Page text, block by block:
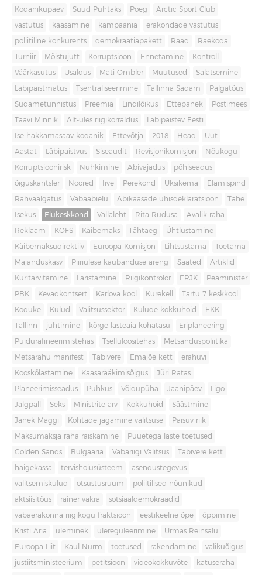
Kodanikupäev Suud Puhtaks Poeg Arctic Sport Club
vastutus kaasamine kampaania erakondade vastutus
poliitiline konkurents demokraatiapakett Raad Raekoda
Turniir Mõistujutt Korruptsioon Ennetamine Kontroll
Väärkasutus Usaldus Mati Ombler Muutused Salatsemine
Läbipaistmatus Tsentraliseerimine Tallinna Sadam Palgatõus
Südametunnistus Preemia Lindilõikus Ettepanek Postimees
Taavi Minnik Alt-üles riigikorraldus Läbipaistev Eesti
Ise hakkamasaav kodanik Ettevõtja 2018 Head Uut
Aastat Läbipaistvus Siseaudit Revisjonikomisjon Nõukogu
Korruptsioonirisk Nuhkimine Abivajadus põhiseadus
õiguskantsler Noored Iive Perekond Üksikema Elamispind
Rahvaalgatus Vabaabielu Abikaasade ühisdeklaratsioon Tahe
Isekus Elukeskkond Vallaleht Rita Rudusa Avalik raha
Reklaam KOFS Käibemaks Tähtaeg Ühtlustamine
Käibemaksudirektiiv Euroopa Komisjon Lihtsustama Toetama
Majanduskasv Piiriülese kaubanduse areng Saated Artiklid
Kuritarvitamine Laristamine Riigikontrolör ERJK Peaminister
PBK Kevadkontsert Karlova kool Kurekell Tartu 7 keskkool
Koduke Kulud Valitsussektor Kulude kokkuhoid EKK
Tallinn juhtimine kõrge lasteaia kohatasu Eriplaneering
Puidurafineerimistehas Tselluloositehas Metsanduspoliitika
Metsarahu manifest Tabivere Emajõe kett erahuvi
Kooskõlastamine Kaasarääkimisõigus Jüri Ratas
Planeerimisseadus Puhkus Võidupüha Jaanipäev Ligo
Jalgpall Seks Ministrite arv Kokkuhoid Säästmine
Janek Mäggi Kohtade jagamine valitsuse Paisuv riik
Maksumaksja raha raiskamine Puuetega laste toetused
Golden Sands Bulgaaria Vabariigi Valitsus Tabivere kett
haigekassa tervishoiusüsteem asendustegevus
valitsemiskulud otsustusruum poliitilised nõunikud
aktsiisitõus rainer vakra sotsiaaldemokraadid
vabaerakonna riigikogu fraktsioon eestikeelne õpe õppimine
Kristi Aria üleminek ülereguleerimine Urmas Reinsalu
Euroopa Liit Kaul Nurm toetused rakendamine valikuõigus
justiitsministeerium petitsioon videokokkuvõte katuseraha